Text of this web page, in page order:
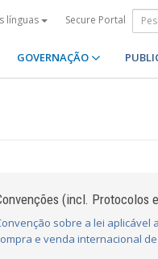
línguas Secure Portal
GOVERNAÇÃO
(incl. Protocolos
sobre a lei aplicável
e venda internacional